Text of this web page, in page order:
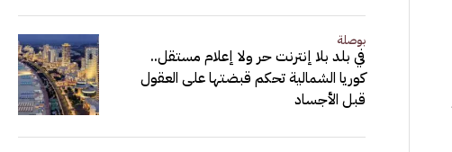
بوصلة
في بلد بلا إنترنت حر ولا إعلام مستقل..
كوريا الشمالية تحكم قبضتها على العقول
قبل الأجساد